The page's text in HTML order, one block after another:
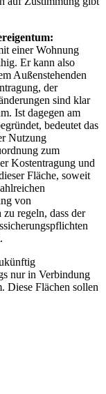
einer Wohnung
Er kann also
Außenstehenden
der
sind klar
Ist dagegen am
bedeutet das
Nutzung
zum
Kostentragung und
Fläche, soweit
von
regeln, dass der
nur in Verbindung
Diese Flächen sollen